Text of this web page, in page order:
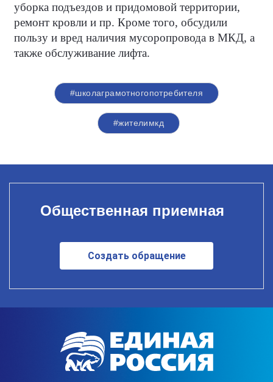
уборка подъездов и придомовой территории,
ремонт кровли и пр. Кроме того, обсудили
пользу и вред наличия мусоропровода в МКД, а
также обслуживание лифта.
#школаграмотногопотребителя
#жителимкд
Общественная приемная
Создать обращение